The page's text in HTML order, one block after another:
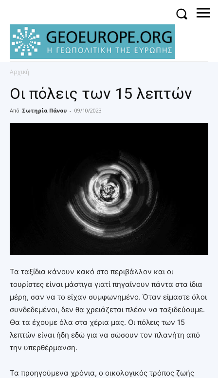
Αρχική
Οι πόλεις των 15 λεπτών
Από Σωτηρία Πάνου - 09/10/2023
Τα ταξίδια κάνουν κακό στο περιβάλλον και οι
τουρίστες είναι μάστιγα γιατί πηγαίνουν πάντα στα ίδια
μέρη, σαν να το είχαν συμφωνημένο. Όταν είμαστε όλοι
συνδεδεμένοι, δεν θα χρειάζεται πλέον να ταξιδεύουμε.
Θα τα έχουμε όλα στα χέρια μας. Οι πόλεις των 15
λεπτών είναι ήδη εδώ για να σώσουν τον πλανήτη από
την υπερθέρμανση.
Τα προηγούμενα χρόνια, ο οικολογικός τρόπος ζωής